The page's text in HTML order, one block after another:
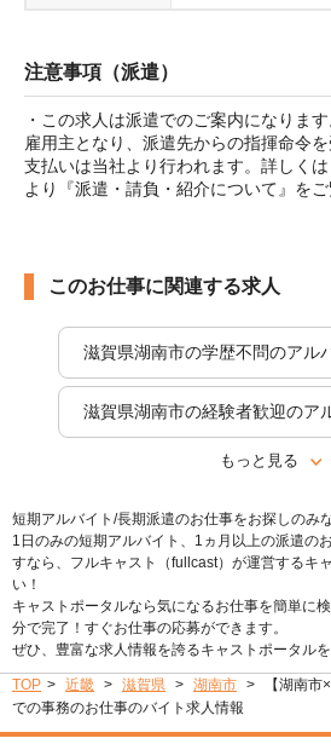
注意事項（派遣）
・この求人は派遣でのご案内になりま
雇用主となり、派遣先からの指揮命令
支払いは当社より行われます。詳しく
より『派遣・請負・紹介について』をご
このお仕事に関連する求人
滋賀県湖南市の学歴不問のアル
滋賀県湖南市の経験者歓迎のア
もっと見る
短期アルバイト/長期派遣のお仕事をお探しのみ
1日のみの短期アルバイト、1ヵ月以上の派遣の
すなら、フルキャスト（fullcast）が運営するキ
い！
キャストポータルなら気になるお仕事を簡単に
分で完了！すぐお仕事の応募ができます。
ぜひ、豊富な求人情報を誇るキャストポータル
TOP 近畿 滋賀県 湖南市
【湖南
での事務のお仕事のバイト求人情報